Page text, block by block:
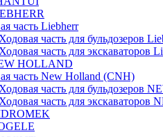
часть Liebherr
Ходовая часть для бульдозеров
Ходовая часть для экскаваторов
HOLLAND
часть New Holland (CNH)
Ходовая часть для бульдозеров
Ходовая часть для